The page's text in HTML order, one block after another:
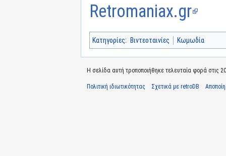
Retromaniax.gr
Κατηγορίες: Βιντεοταινίες Κωμωδία
Η σελίδα αυτή τροποποιήθηκε τελευταία φορά στις
Πολιτική ιδιωτικότητας Σχετικά με retroDB